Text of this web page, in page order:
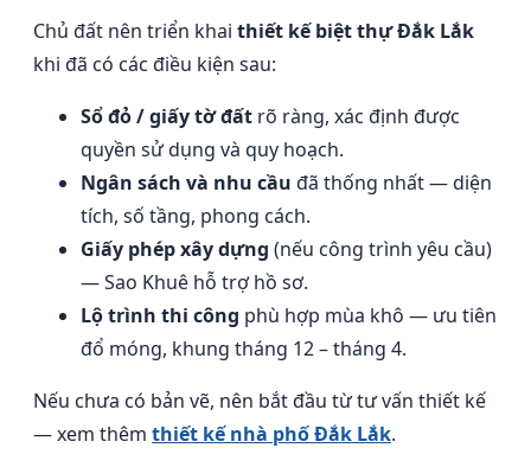
Chủ đất nên triển khai thiết kế biệt thự Đắk Lắk
khi đã có các điều kiện sau:
Sổ đỏ / giấy tờ đất rõ ràng, xác định được
quyền sử dụng và quy hoạch.
Ngân sách và nhu cầu đã thống nhất — diện
tích, số tầng, phong cách.
Giấy phép xây dựng (nếu công trình yêu cầu)
— Sao Khuê hỗ trợ hồ sơ.
Lộ trình thi công phù hợp mùa khô — ưu tiên
đổ móng, khung tháng 12 – tháng 4.
Nếu chưa có bản vẽ, nên bắt đầu từ tư vấn thiết kế
— xem thêm thiết kế nhà phố Đắk Lắk.